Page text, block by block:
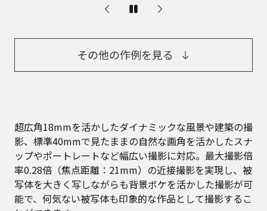
その他の作例を見る
超広角18mmを活かしたダイナミックな風景や建築の撮
影、標準40mmで見たままの自然な画角を活かしたスナ
ップやポートレートなど幅広い撮影に対応。最大撮影倍
率0.28倍（焦点距離：21mm）の近接撮影を実現し、被
写体を大きく写しながらも背景ボケを活かした撮影が可
能で、何気ない被写体も印象的な作品として撮影するこ